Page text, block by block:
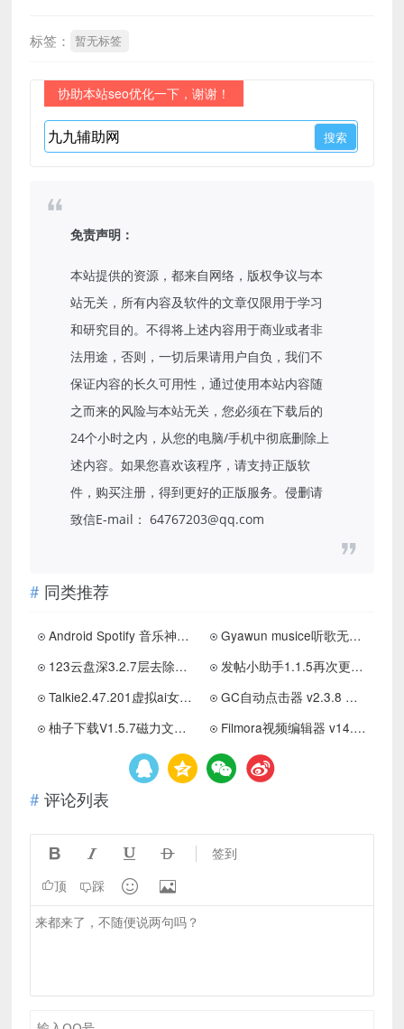
标签： 暂无标签
协助本站seo优化一下，谢谢！
免责声明：
本站提供的资源，都来自网络，版权争议与本
站无关，所有内容及软件的文章仅限用于学习
和研究目的。不得将上述内容用于商业或者非
法用途，否则，一切后果请用户自负，我们不
保证内容的长久可用性，通过使用本站内容随
之而来的风险与本站无关，您必须在下载后的
24个小时之内，从您的电脑/手机中彻底删除上
述内容。如果您喜欢该程序，请支持正版软
件，购买注册，得到更好的正版服务。侵删请
致信E-mail： 64767203@qq.com
同类推荐
Android Spotify 音乐神器 v9.0.36.683 解锁高级版
Gyawun musice听歌无限制可听可下载
123云盘深3.2.7层去除所有广告！纯净版
发帖小助手1.1.5再次更新新增模板发帖就用发帖小助手
Talkie2.47.201虚拟ai女友无敏感聊天永久记忆多角色
GC自动点击器 v2.3.8 解锁高级版
柚子下载V1.5.7磁力文件下载工具
Filmora视频编辑器 v14.6.21内置AI至尊版
评论列表
    签到
顶 踩  